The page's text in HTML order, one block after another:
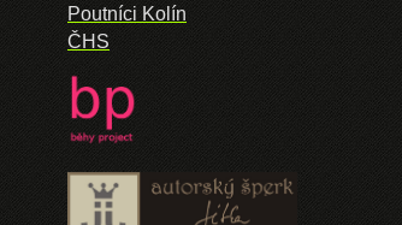
Poutníci Kolín
ČHS